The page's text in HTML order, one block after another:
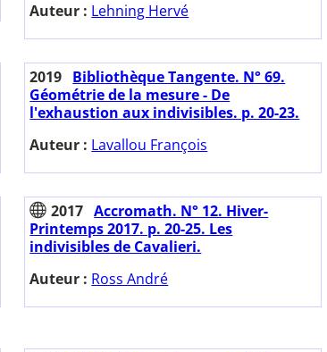
Auteur : Lehning Hervé
2019 Bibliothèque Tangente. N° 69.
Géométrie de la mesure - De
l'exhaustion aux indivisibles. p. 20-23.
Auteur : Lavallou François
2017 Accromath. N° 12. Hiver-
Printemps 2017. p. 20-25. Les
indivisibles de Cavalieri.
Auteur : Ross André